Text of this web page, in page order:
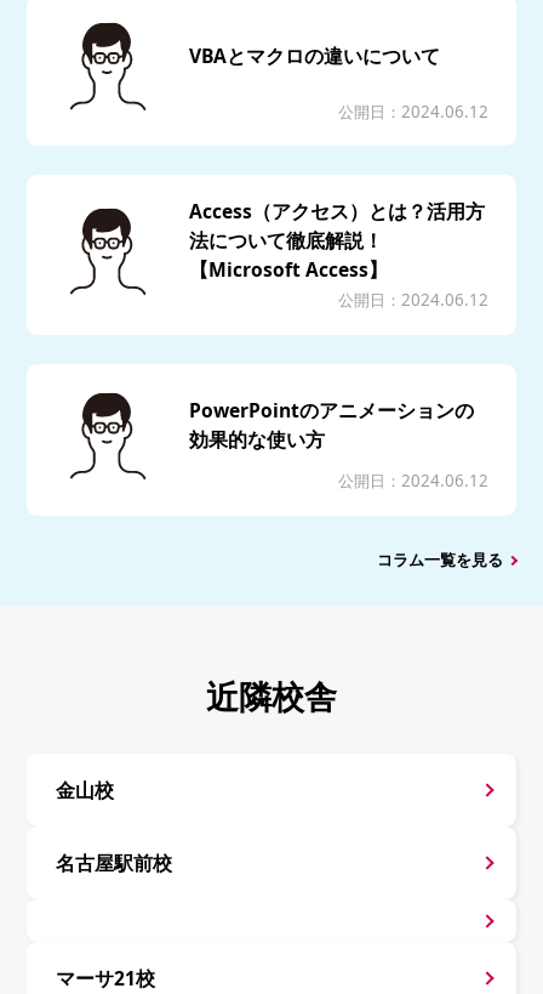
VBAとマクロの違いについて
公開日：2024.06.12
Access（アクセス）とは？活用方
法について徹底解説！
【Microsoft Access】
公開日：2024.06.12
PowerPointのアニメーションの
効果的な使い方
公開日：2024.06.12
コラム一覧を見る
近隣校舎
金山校
名古屋駅前校
マーサ21校